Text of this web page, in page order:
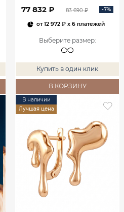
77 832 ₽ 83 690 ₽ -7%
от12 972 ₽x 6 платежей
Выберите размер:
Купить в один клик
В КОРЗИНУ
В наличии
Лучшая цена